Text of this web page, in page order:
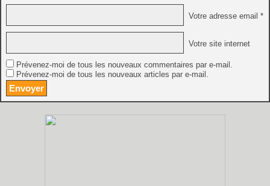
Votre adresse email *
Votre site internet
Prévenez-moi de tous les nouveaux commentaires par e-mail.
Prévenez-moi de tous les nouveaux articles par e-mail.